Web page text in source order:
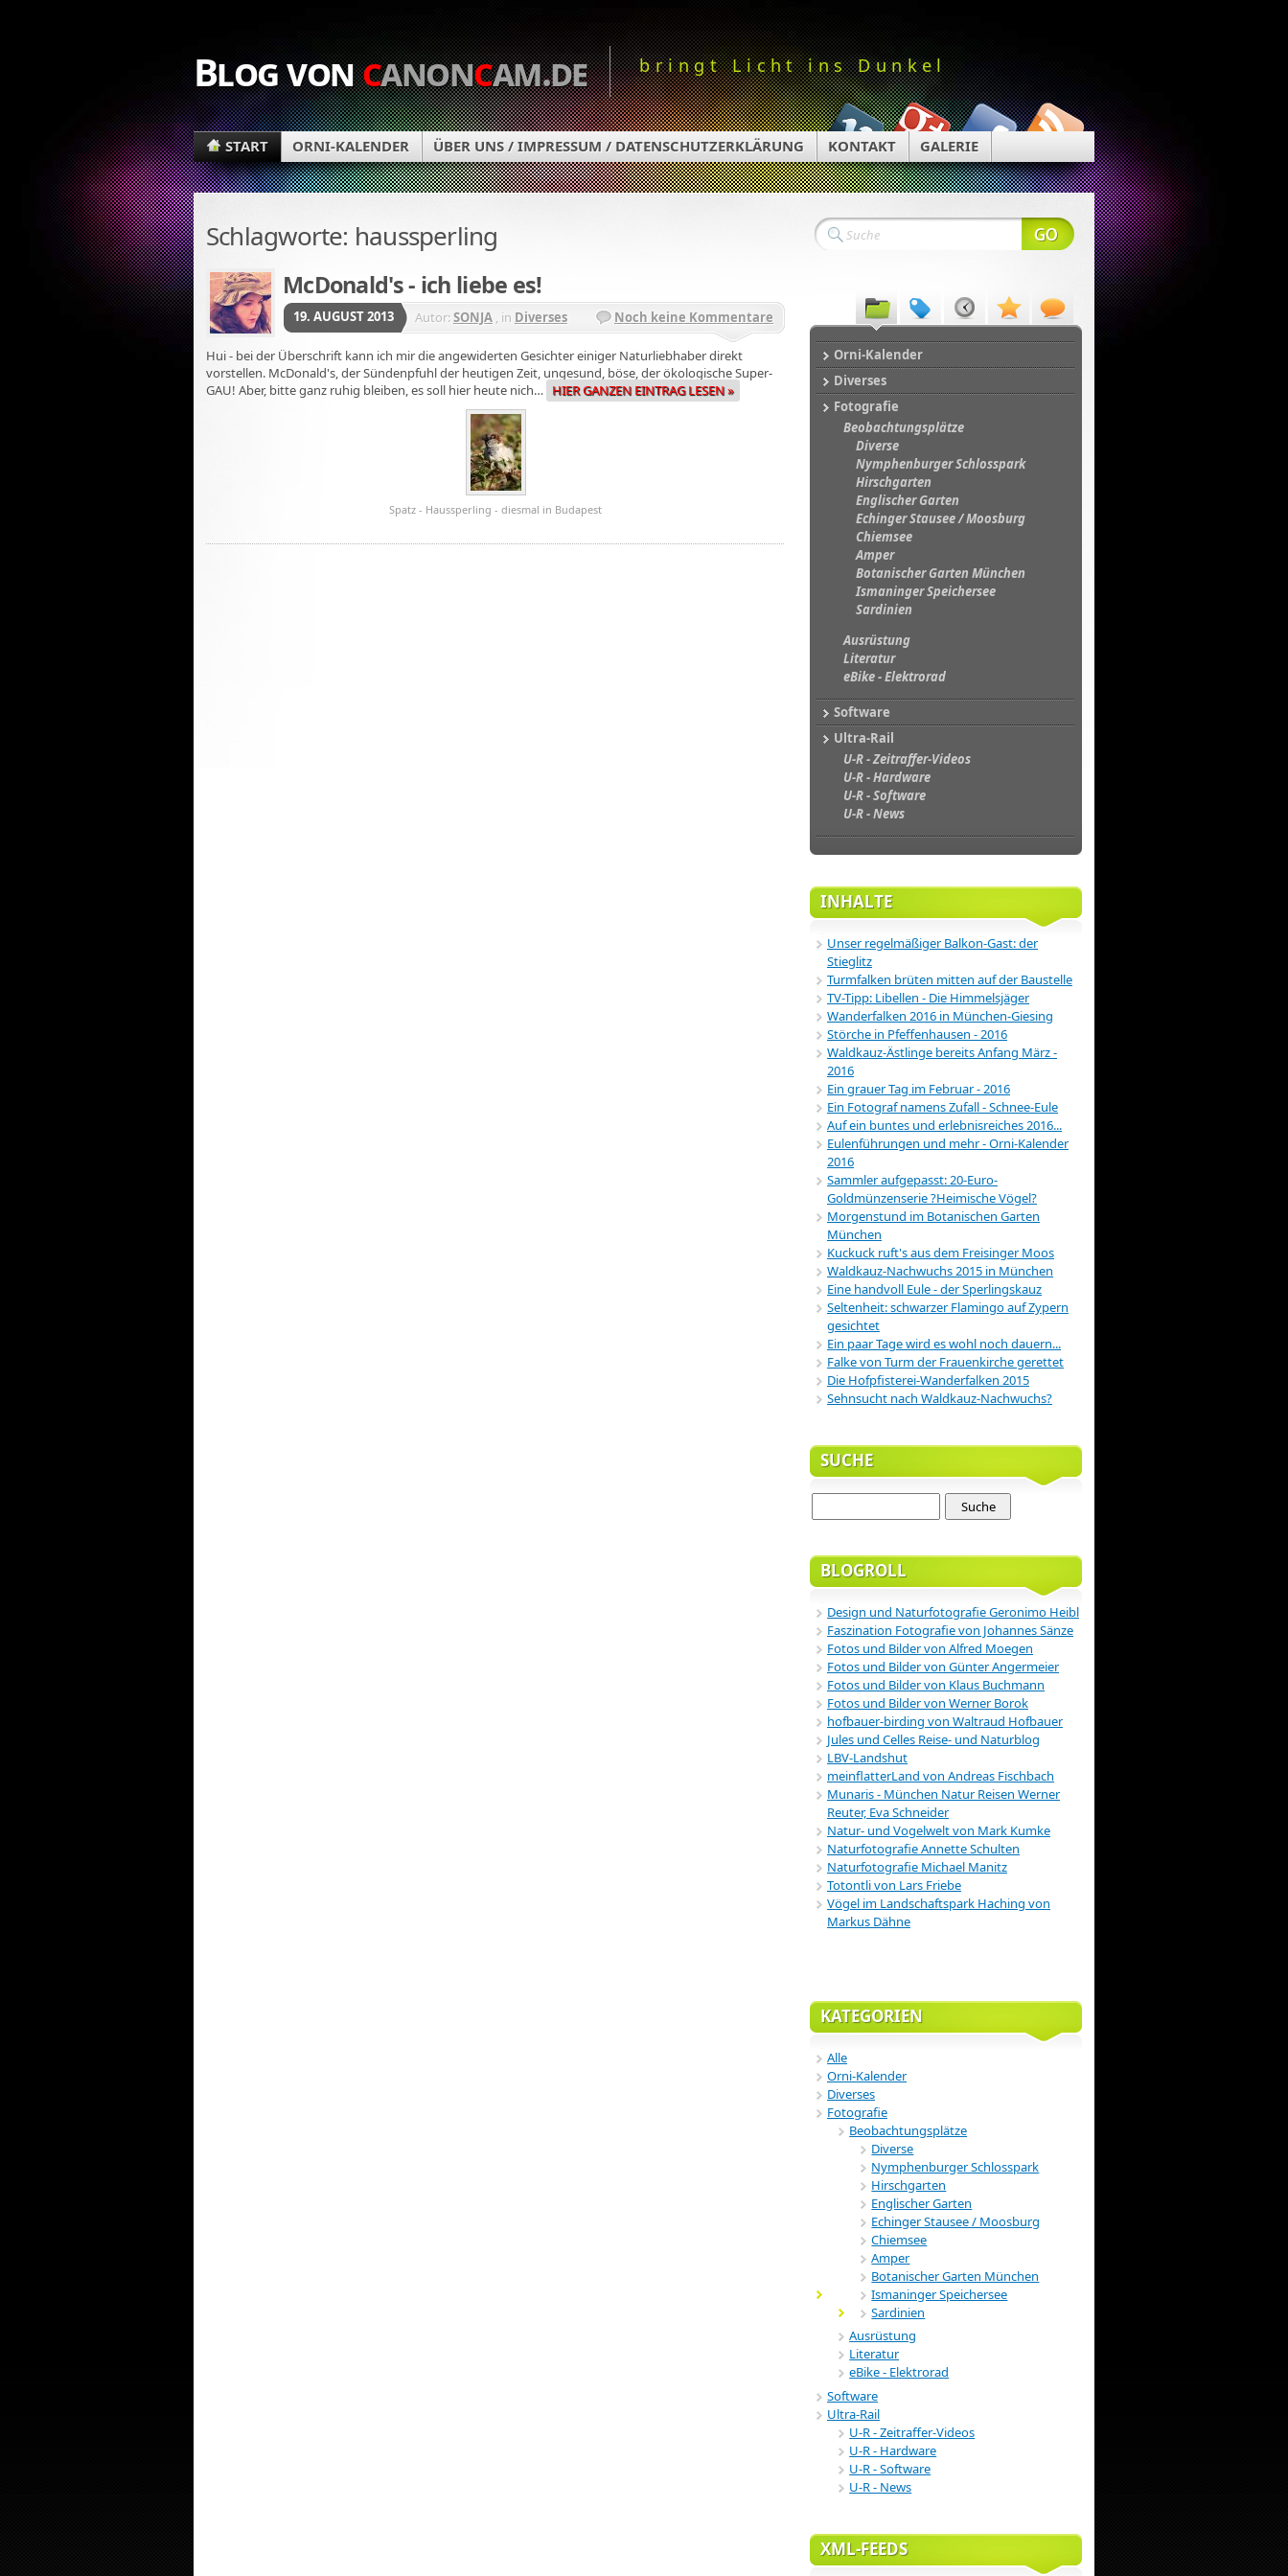
Blog voncanoncam.de bringt Licht ins Dunkel
START ORNI-KALENDER ÜBER UNS / IMPRESSUM / DATENSCHUTZERKLÄRUNG KONTAKT GALERIE
Schlagworte: haussperling
McDonald's - ich liebe es!
19. AUGUST 2013 Autor:SONJA , in Diverses Noch keine Kommentare
Hui - bei der Überschrift kann ich mir die angewiderten Gesichter einiger Naturliebhaber direkt
vorstellen. McDonald's, der Sündenpfuhl der heutigen Zeit, ungesund, böse, der ökologische Super-
GAU! Aber, bitte ganz ruhig bleiben, es soll hier heute nich… HIER GANZEN EINTRAG LESEN »
Spatz - Haussperling - diesmal in Budapest
Orni-Kalender
Diverses
Fotografie
Beobachtungsplätze
Diverse
Nymphenburger Schlosspark
Hirschgarten
Englischer Garten
Echinger Stausee / Moosburg
Chiemsee
Amper
Botanischer Garten München
Ismaninger Speichersee
Sardinien
Ausrüstung
Literatur
eBike - Elektrorad
Software
Ultra-Rail
U-R - Zeitraffer-Videos
U-R - Hardware
U-R - Software
U-R - News
INHALTE
Unser regelmäßiger Balkon-Gast: der
Stieglitz
Turmfalken brüten mitten auf der Baustelle
TV-Tipp: Libellen - Die Himmelsjäger
Wanderfalken 2016 in München-Giesing
Störche in Pfeffenhausen - 2016
Waldkauz-Ästlinge bereits Anfang März -
2016
Ein grauer Tag im Februar - 2016
Ein Fotograf namens Zufall - Schnee-Eule
Auf ein buntes und erlebnisreiches 2016...
Eulenführungen und mehr - Orni-Kalender
2016
Sammler aufgepasst: 20-Euro-
Goldmünzenserie ?Heimische Vögel?
Morgenstund im Botanischen Garten
München
Kuckuck ruft's aus dem Freisinger Moos
Waldkauz-Nachwuchs 2015 in München
Eine handvoll Eule - der Sperlingskauz
Seltenheit: schwarzer Flamingo auf Zypern
gesichtet
Ein paar Tage wird es wohl noch dauern...
Falke von Turm der Frauenkirche gerettet
Die Hofpfisterei-Wanderfalken 2015
Sehnsucht nach Waldkauz-Nachwuchs?
SUCHE
BLOGROLL
Design und Naturfotografie Geronimo Heibl
Faszination Fotografie von Johannes Sänze
Fotos und Bilder von Alfred Moegen
Fotos und Bilder von Günter Angermeier
Fotos und Bilder von Klaus Buchmann
Fotos und Bilder von Werner Borok
hofbauer-birding von Waltraud Hofbauer
Jules und Celles Reise- und Naturblog
LBV-Landshut
meinflatterLand von Andreas Fischbach
Munaris - München Natur Reisen Werner
Reuter, Eva Schneider
Natur- und Vogelwelt von Mark Kumke
Naturfotografie Annette Schulten
Naturfotografie Michael Manitz
Totontli von Lars Friebe
Vögel im Landschaftspark Haching von
Markus Dähne
KATEGORIEN
Alle
Orni-Kalender
Diverses
Fotografie
Beobachtungsplätze
Diverse
Nymphenburger Schlosspark
Hirschgarten
Englischer Garten
Echinger Stausee / Moosburg
Chiemsee
Amper
Botanischer Garten München
Ismaninger Speichersee
Sardinien
Ausrüstung
Literatur
eBike - Elektrorad
Software
Ultra-Rail
U-R - Zeitraffer-Videos
U-R - Hardware
U-R - Software
U-R - News
XML-FEEDS